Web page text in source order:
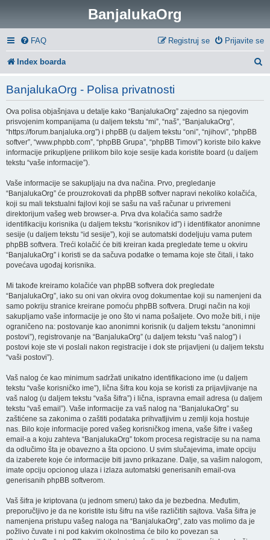
BanjalukaOrg
FAQ Prijavite se
Registruj se
Index boarda
BanjalukaOrg - Polisa privatnosti
Ova polisa objašnjava u detalje kako “BanjalukaOrg” zajedno sa njegovim
prisvojenim kompanijama (u daljem tekstu “mi”, “naš”, “BanjalukaOrg”,
“https://forum.banjaluka.org”) i phpBB (u daljem tekstu “oni”, “njihovi”, “phpBB
softver”, “www.phpbb.com”, “phpBB Grupa”, “phpBB Timovi”) koriste bilo kakve
informacije prikupljene prilikom bilo koje sesije kada koristite board (u daljem
tekstu “vaše informacije”).
Vaše informacije se sakupljaju na dva načina. Prvo, pregledanje
“BanjalukaOrg” će prouzrokovati da phpBB softver napravi nekoliko kolačića,
koji su mali tekstualni fajlovi koji se sašu na vaš računar u privremeni
direktorijum vašeg web browser-a. Prva dva kolačića samo sadrže
identifikaciju korisnika (u daljem tekstu “korisnikov id”) i identifikator anonimne
sesije (u daljem tekstu “id sesije”), koji se automatski dodeljuju vama putem
phpBB softvera. Treći kolačić će biti kreiran kada pregledate teme u okviru
“BanjalukaOrg” i koristi se da sačuva podatke o temama koje ste čitali, i tako
povećava ugođaj korisnika.
Mi takođe kreiramo kolačiće van phpBB softvera dok pregledate
“BanjalukaOrg”, iako su oni van okvira ovog dokumentae koji su namenjeni da
samo pokriju stranice kreirane pomoću phpBB softvera. Drugi način na koji
sakupljamo vaše informacije je ono što vi nama pošaljete. Ovo može biti, i nije
ograničeno na: postovanje kao anonimni korisnik (u daljem tekstu “anonimni
postovi”), registrovanje na “BanjalukaOrg” (u daljem tekstu “vaš nalog”) i
postovi koje ste vi poslali nakon registracije i dok ste prijavljeni (u daljem tekstu
“vaši postovi”).
Vaš nalog će kao minimum sadržati unikatno identifikaciono ime (u daljem
tekstu “vaše korisničko ime”), lična šifra kou koja se koristi za prijavljivanje na
vaš nalog (u daljem tekstu “vaša šifra”) i lična, ispravna email adresa (u daljem
tekstu “vaš email”). Vaše informacije za vaš nalog na “BanjalukaOrg” su
zaštićene sa zakonima o zaštiti podataka prihvatljivim u zemlji koja hostuje
nas. Bilo koje informacije pored vašeg korisničkog imena, vaše šifre i vašeg
email-a a koju zahteva “BanjalukaOrg” tokom procesa registracije su na nama
da odlučimo šta je obavezno a šta opciono. U svim slučajevima, imate opciju
da izaberete koje će informacije biti javno prikazane. Dalje, sa vašim nalogom,
imate opciju opcionog ulaza i izlaza automatski generisanih email-ova
generisanih phpBB softverom.
Vaš šifra je kriptovana (u jednom smeru) tako da je bezbedna. Međutim,
preporučljivo je da ne koristite istu šifru na više različitih sajtova. Vaša šifra je
namenjena pristupu vašeg naloga na “BanjalukaOrg”, zato vas molimo da je
požlivo čuvate i ni pod kakvim okolnostima će bilo ko povezan sa